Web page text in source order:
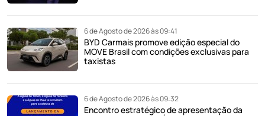
6 de Agosto de 2026 às 09:41
BYD Carmais promove edição especial do
MOVE Brasil com condições exclusivas para
taxistas
6 de Agosto de 2026 às 09:32
Encontro estratégico de apresentação da